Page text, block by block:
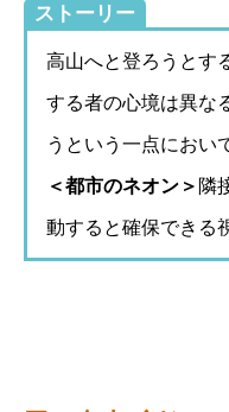
ストーリー
高山へと登ろうとす
する者の心境は異な
うという一点におい
＜都市のネオン＞ 隣
動すると確保できる